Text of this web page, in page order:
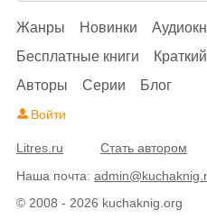
© 2008 - 2026 kuchaknig.org
Жанры Новинки
Бесплатные книги
Авторы
Серии Блог
Войти
Litres.ru Стать автором
Наша почта: